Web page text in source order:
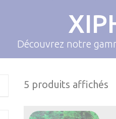
Découvrez notre
5 produits affichés